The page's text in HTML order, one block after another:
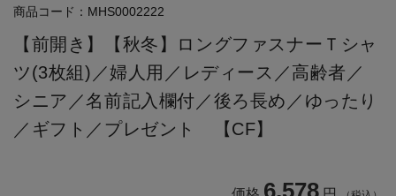
商品コード： MHS0002222
【前開き】【秋冬】ロングファスナーＴシャ
ツ(3枚組)／婦人用／レディース／高齢者／
シニア／名前記入欄付／後ろ長め／ゆったり
／ギフト／プレゼント 【CF】
6,578